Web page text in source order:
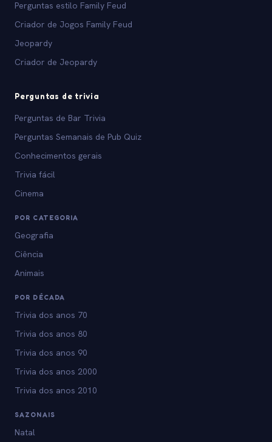
Perguntas estilo Family Feud
Criador de Jogos Family Feud
Jeopardy
Criador de Jeopardy
Perguntas de trivia
Perguntas de Bar Trivia
Perguntas Semanais de Pub Quiz
Conhecimentos gerais
Trivia fácil
Cinema
POR CATEGORIA
Geografia
Ciência
Animais
POR DÉCADA
Trivia dos anos 70
Trivia dos anos 80
Trivia dos anos 90
Trivia dos anos 2000
Trivia dos anos 2010
SAZONAIS
Natal